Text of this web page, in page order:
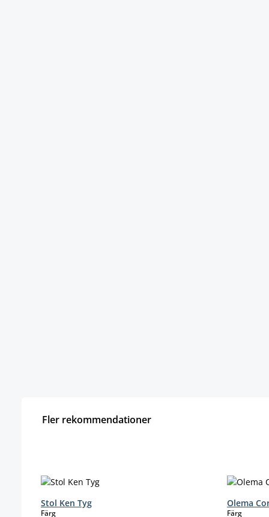
Fler rekommendationer
Stol Ken Tyg
Färgselect
Olema
Färgselect